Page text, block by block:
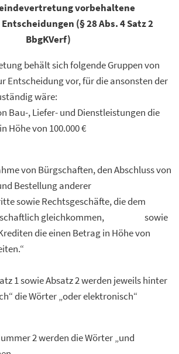
vorbehaltene
(§ 28 Abs. 4 Satz 2
BbgKVerf)
behält sich folgende Gruppen von
Entscheidung vor, für die ansonsten der
wäre:
, Liefer- und Dienstleistungen die
in Höhe von 100.000 €
von Bürgschaften, den Abschluss von
und Bestellung anderer
sowie Rechtsgeschäfte, die dem
gleichkommen, sowie
die einen Betrag in Höhe von
1 sowie Absatz 2 werden jeweils hinter
die Wörter „oder elektronisch“
2 werden die Wörter „und